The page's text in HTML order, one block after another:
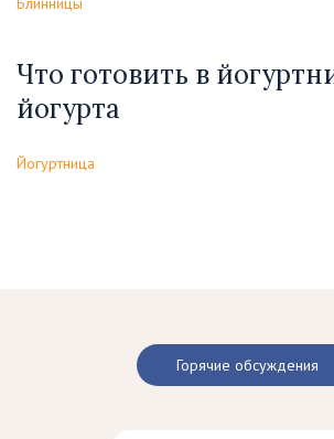
Что готовить в
йогурта
Йогуртница
Горячие обсуждения